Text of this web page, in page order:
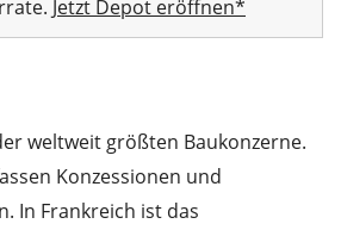
Jetzt Depot eröffnen*
weltweit größten Baukonzerne.
Konzessionen und
In Frankreich ist das